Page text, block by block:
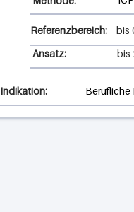
Referenzbereich: bis
Ansatz:
bis
Indikation: